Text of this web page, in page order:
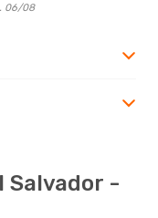
06/08
Salvador -